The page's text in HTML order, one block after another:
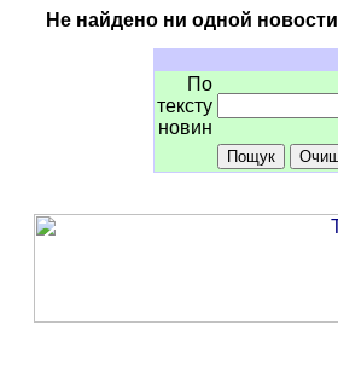
Не найдено ни одной новости
По
тексту
новин